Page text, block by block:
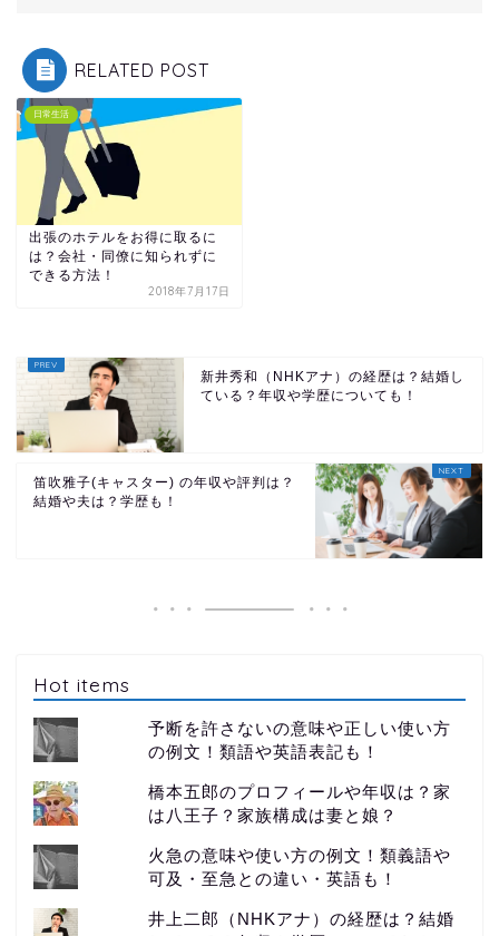
RELATED POST
日常生活
出張のホテルをお得に取るに
は？会社・同僚に知られずに
できる方法！
2018年7月17日
新井秀和（NHKアナ）の経歴は？結婚し
ている？年収や学歴についても！
笛吹雅子(キャスター) の年収や評判は？
結婚や夫は？学歴も！
Hot items
予断を許さないの意味や正しい使い方
の例文！類語や英語表記も！
橋本五郎のプロフィールや年収は？家
は八王子？家族構成は妻と娘？
火急の意味や使い方の例文！類義語や
可及・至急との違い・英語も！
井上二郎（NHKアナ）の経歴は？結婚